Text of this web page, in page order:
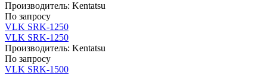
Производитель: Kentatsu
По запросу
VLK SRK-1250
VLK SRK-1250
Производитель: Kentatsu
По запросу
VLK SRK-1500